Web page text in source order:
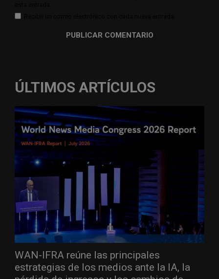
ÚLTIMOS ARTÍCULOS
WAN-IFRA reúne las principales
estrategias de los medios ante la IA, la